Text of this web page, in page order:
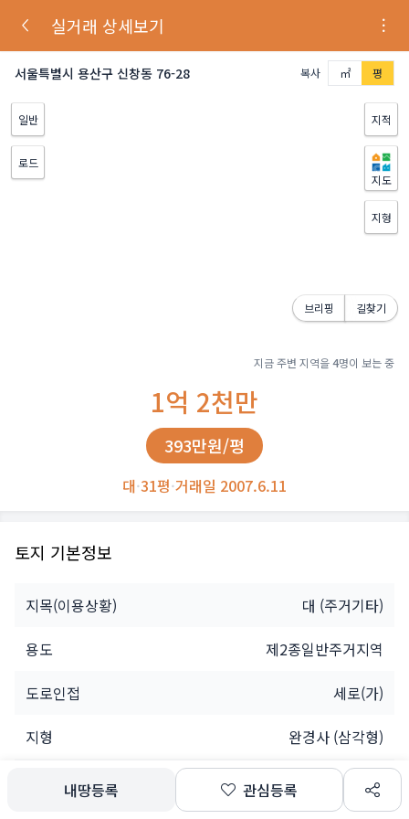
실거래 상세보기
서울특별시 용산구 신창동 76-28 복사 ㎡ 평
일반
로드
지적
지도
지형
브리핑 길찾기
지금 주변 지역을4명이 보는 중
1억 2천만
393만원/평
대·31평·거래일 2007.6.11
토지 기본정보
지목(이용상황) 대 (주거기타)
용도
제2종일반주거지역
도로인접
세로(가)
지형
완경사 (삼각형)
소유자
개인
내땅등록 관심등록